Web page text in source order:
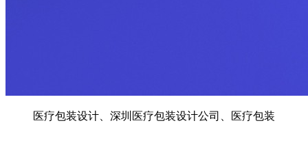
医疗包装设计、深圳医疗包装设计公司、医疗包装